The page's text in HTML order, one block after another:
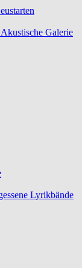
Galerie
Lyrikbände